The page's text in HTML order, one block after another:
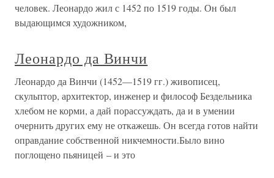
человек. Леонардо жил с 1452 по 1519 годы. Он был
выдающимся художником,
Леонардо да Винчи
Леонардо да Винчи (1452—1519 гг.) живописец,
скульптор, архитектор, инженер и философ Бездельника
хлебом не корми, а дай порассуждать, да и в умении
очернить других ему не откажешь. Он всегда готов найти
оправдание собственной никчемности.Было вино
поглощено пьяницей – и это